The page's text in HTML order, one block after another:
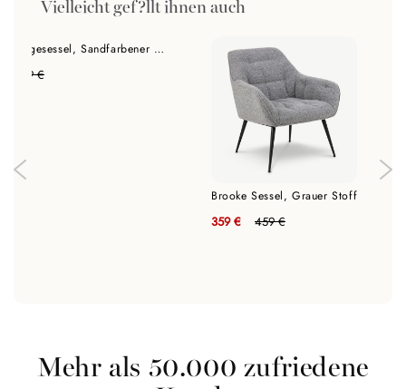
Vielleicht gef?llt ihnen auch
Rabat Loungesessel, Sandfarbener Stoff
899 €
Brooke Sessel, Grauer Stoff
359 € 459 €
Mehr als 50.000 zufriedene